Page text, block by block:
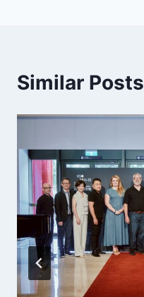
Similar Posts